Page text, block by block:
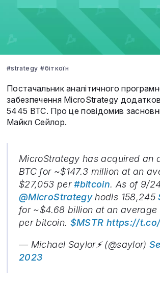
#strategy #біткоїн
Постачальник аналітичного
забезпечення MicroStrategy
5445 BTC. Про це повідомив
Майкл Сейлор.
MicroStrategy has acquired an
BTC for ~$147.3 million at an
$27,053 per#bitcoin. As of 9/
@MicroStrategyhodls 158,245
for ~$4.68 billion at an
per bitcoin. $MSTR https://
— Michael Saylor⚡️ (@saylor)
2023